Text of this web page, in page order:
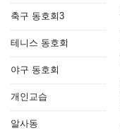
축구 동호회3
테니스 동호회
야구 동호회
개인교습
알사동